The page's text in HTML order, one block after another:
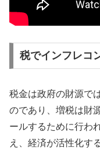
税でインフレコ
税金は政府の財源で
のであり、増税は財
ールするために行わ
え、経済が活性化す